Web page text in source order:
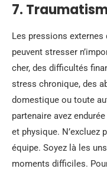
7.
Les pressions externes
peuvent stresser
cher, des difficultés
stress chronique, des
domestique ou toute
partenaire avez
et physique. N’excluez
équipe. Soyez là les
moments difficiles.